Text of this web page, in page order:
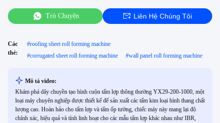
Trò Chuyện Liên Hệ Chúng Tôi
Các
thẻ:
#roofing sheet roll forming machine
#corrugated sheet roll forming machine #wall panel roll forming machine
Mô tả video:
Khám phá dây chuyền tạo hình cuộn tấm lợp thông thường YX29-200-1000, một
loại máy chuyên nghiệp được thiết kế để sản xuất các tấm kim loại hình thang chất
lượng cao. Hoàn hảo cho tấm lợp và tấm ốp tường, chiếc máy này mang lại độ
chính xác, hiệu quả và tính linh hoạt cho các mẫu tấm lợp khác nhau như IBR,